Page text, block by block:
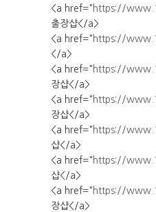
<a href=" https://
출장샵</a>
<a href=" https://
</a>
<a href=" https://
장샵</a>
<a href=" https://
장샵</a>
<a href=" https://
샵</a>
<a href=" https://
샵</a>
<a href=" https://
장샵</a>